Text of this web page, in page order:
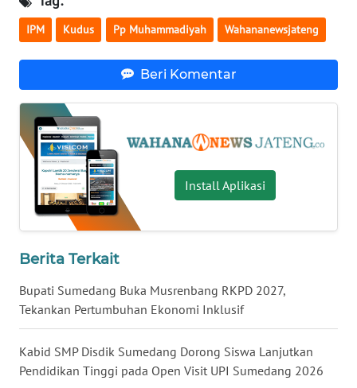
IPM Kudus Pp Muhammadiyah Wahananewsjateng
Beri Komentar
Install Aplikasi
Berita Terkait
Bupati Sumedang Buka Musrenbang RKPD 2027,
Tekankan Pertumbuhan Ekonomi Inklusif
Kabid SMP Disdik Sumedang Dorong Siswa Lanjutkan
Pendidikan Tinggi pada Open Visit UPI Sumedang 2026
BENGKULU
JATENG
WN
NUSANTARA
WN
WN
JATIM
WN